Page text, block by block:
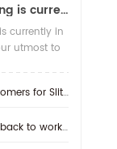
A new container loading is currently in progress.
currently in
utmost to
with differential Slip Shaft
work at Feb.25th.